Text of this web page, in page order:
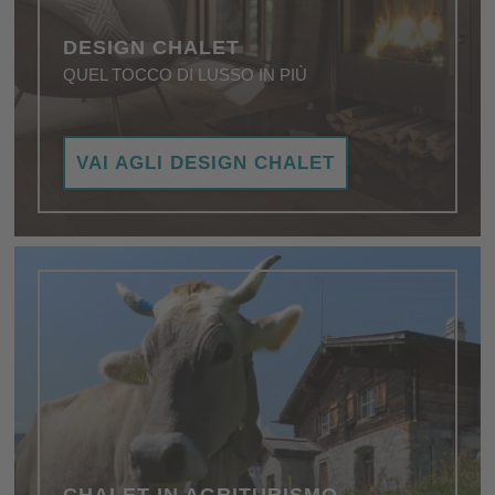
DESIGN CHALET
QUEL TOCCO DI LUSSO IN PIÙ
all'insegna dell'intimità.
VAI AGLI DESIGN CHALET